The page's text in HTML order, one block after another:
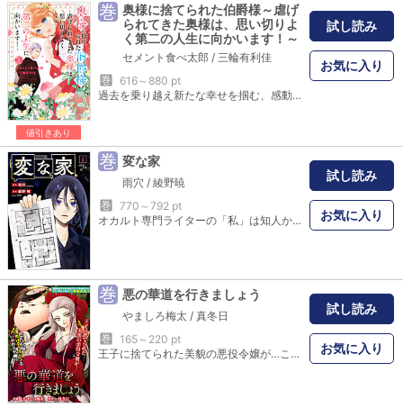
値引きあり
巻 奥様に捨てられた伯爵様～虐げ
られてきた奥様は、思い切りよ
く第二の人生に向かいます！～
セメント食べ太郎 / 三輪有利佳
巻
616～880 pt
過去を乗り越え新たな幸せを掴む、感動の溺愛ラブストーリー、待望のコミカライズ!!「旦那様、少しお話があります。」多くの愛情を注がれて生きてきたローズが、ペンデルトン伯爵家に嫁いで10年。夫の度重なる浮気に耐えながらも、一人息子のアルフレッドを守るために日々を過ごしてきたが、ついに我慢の限界が訪れる。そんな彼女を支えたのは、ローズを大切に思う人々の愛と、再会した幼馴染みのローガン・ゴールドスミスだった。息子のために離婚を決意した夫人が、新たな幸せを掴むまでを描く、家族の温もりと、愛が詰まった物語の始まり。
試し読み
お気に入り
巻 変な家
雨穴 / 綾野暁
巻
770～792 pt
オカルト専門ライターの「私」は知人から、とある家の間取り図を見せられた。そこには正体不明の「謎の空間」が存在するという。建築設計士・栗原に意見を求めると、彼はこの家のおかしなところを次々に指摘し始めた……！ 動画1200万再生突破・原作本50万部突破・2024年春映画化！ 新世代ホラー作家・雨穴のデビュー作にして代表作、話題の“不動産ミステリー”、ここに完全コミカライズ!!（※本作は、書籍『変な家』（飛鳥新社刊）をコミカライズした作品です）
試し読み
お気に入り
巻 悪の華道を行きましょう
やましろ梅太 / 真冬日
巻
165～220 pt
王子に捨てられた美貌の悪役令嬢が…こ、こんな禿げデブオヤジといやがらせ婚!? ※この作品は『悪役令嬢ですが、幸せになってみせますわ！ アンソロジーコミック』収録作品と同一の内容を単話版として再編集したものとなります。
試し読み
お気に入り